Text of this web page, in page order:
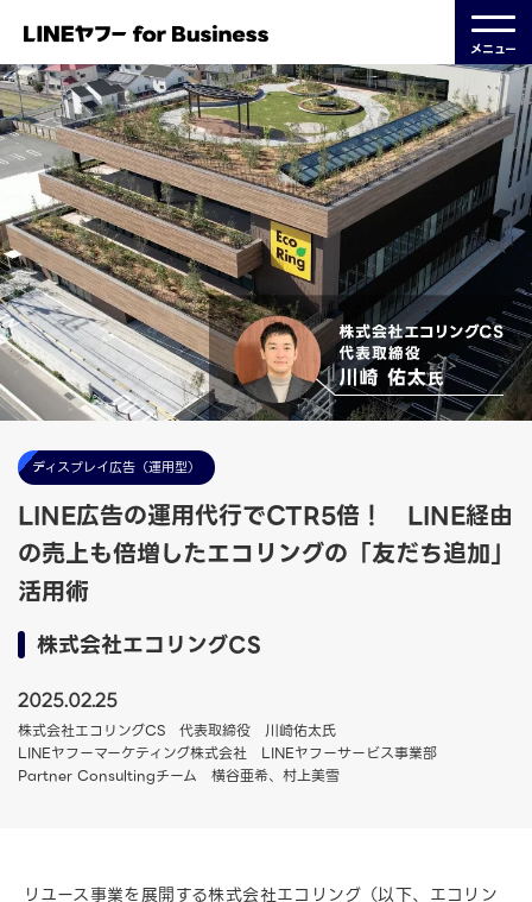
メニュー
ディスプレイ広告（運用型）
LINE広告の運用代行でCTR5倍！ LINE経由
の売上も倍増したエコリングの「友だち追加」
活用術
株式会社エコリングCS
2025.02.25
株式会社エコリングCS 代表取締役 川崎佑太氏
LINEヤフーマーケティング株式会社 LINEヤフーサービス事業部
Partner Consultingチーム 横谷亜希、村上美雪
リユース事業を展開する株式会社エコリング（以下、エコリン